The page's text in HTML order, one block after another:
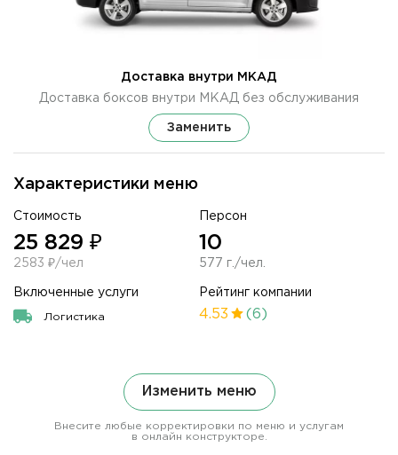
Характеристики меню
Стоимость
25 829 ₽
2583 ₽/чел
Персон
10
577 г./чел.
Включенные услуги
Логистика
Рейтинг компании
4.53 (6)
Изменить меню
Внесите любые корректировки по меню и услугам
в онлайн конструкторе.
Доставка внутри МКАД
Доставка боксов внутри МКАД без обслуживания
Заменить